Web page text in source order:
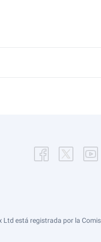
está registrada por la